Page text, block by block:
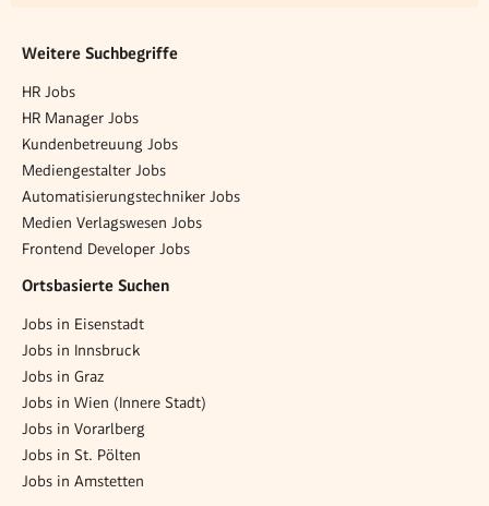
Weitere Suchbegriffe
HR Jobs
HR Manager Jobs
Kundenbetreuung Jobs
Mediengestalter Jobs
Automatisierungstechniker Jobs
Medien Verlagswesen Jobs
Frontend Developer Jobs
Ortsbasierte Suchen
Jobs in Eisenstadt
Jobs in Innsbruck
Jobs in Graz
Jobs in Wien (Innere Stadt)
Jobs in Vorarlberg
Jobs in St. Pölten
Jobs in Amstetten